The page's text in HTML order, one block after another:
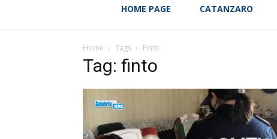
HOME PAGE CATANZARO
Home Tags Finto
Tag: finto